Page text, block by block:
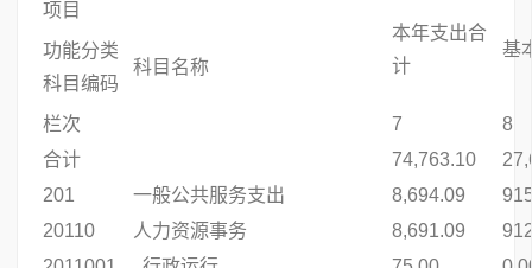
项目
本年支出合
计
基
功能分类
科目编码
科目名称
栏次 7
8
合计
74,763.10
201
一般公共服务支出 8,694.09
20110
人力资源事务 8,691.09